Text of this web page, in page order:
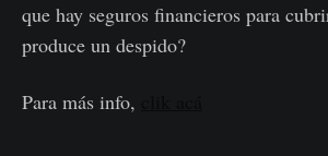
que hay seguros financieros para
produce un despido?
Para más info,